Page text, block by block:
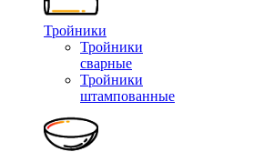
Тройники
Тройники
сварные
Тройники
штампованные